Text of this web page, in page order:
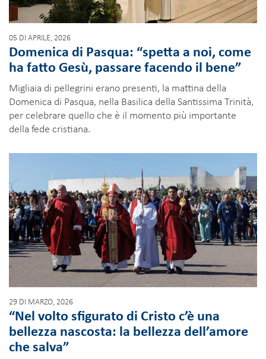
05 DI APRILE, 2026
Domenica di Pasqua: “spetta a noi, come
ha fatto Gesù, passare facendo il bene”
Migliaia di pellegrini erano presenti, la mattina della
Domenica di Pasqua, nella Basilica della Santissima Trinità,
per celebrare quello che è il momento più importante
della fede cristiana.
29 DI MARZO, 2026
“Nel volto sfigurato di Cristo c’è una
bellezza nascosta: la bellezza dell’amore
che salva”